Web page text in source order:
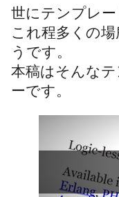
世にテンプレー
これ程多くの
うです。
本稿はそんな
ーです。